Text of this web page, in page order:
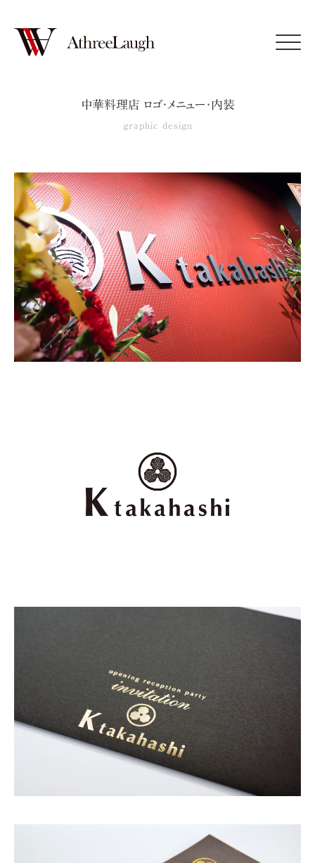
Click
中華料理店 ロゴ・メニュー・内装
graphic design